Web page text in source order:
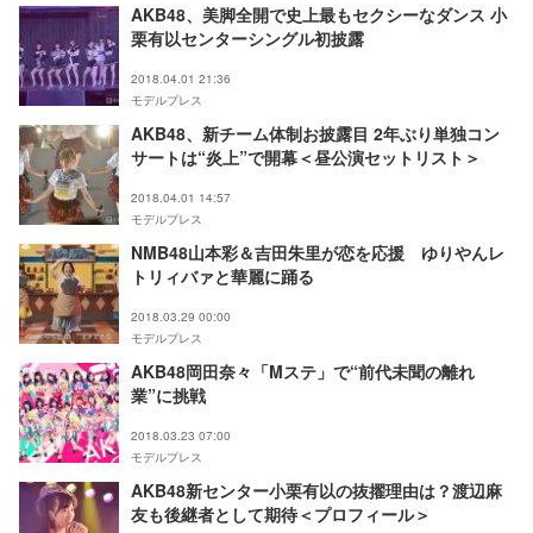
AKB48、美脚全開で史上最もセクシーなダンス 小
栗有以センターシングル初披露
2018.04.01 21:36
モデルプレス
AKB48、新チーム体制お披露目 2年ぶり単独コン
サートは“炎上”で開幕＜昼公演セットリスト＞
2018.04.01 14:57
モデルプレス
NMB48山本彩＆吉田朱里が恋を応援 ゆりやんレ
トリィバァと華麗に踊る
2018.03.29 00:00
モデルプレス
AKB48岡田奈々「Mステ」で“前代未聞の離れ
業”に挑戦
2018.03.23 07:00
モデルプレス
AKB48新センター小栗有以の抜擢理由は？渡辺麻
友も後継者として期待＜プロフィール＞